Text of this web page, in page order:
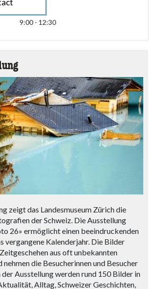
venderdi 09:00 - 12:30
9:00 - 12:30
zeigt das Landesmuseum Zürich die
der Schweiz. Die Ausstellung
26» ermöglicht einen beeindruckenden
vergangene Kalenderjahr. Die Bilder
aus oft unbekannten
nehmen die Besucherinnen und Besucher
der Ausstellung werden rund 150 Bilder in
Alltag, Schweizer Geschichten,